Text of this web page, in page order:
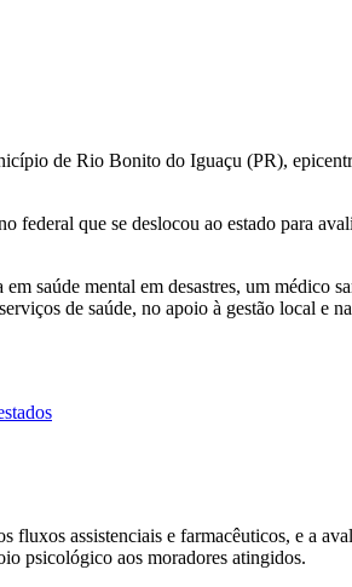
de Rio Bonito do Iguaçu (PR),
que se deslocou ao estado para
saúde mental em desastres, um médico
de saúde, no apoio à gestão local e
assistenciais e farmacêuticos, e a
psicológico aos moradores atingidos.